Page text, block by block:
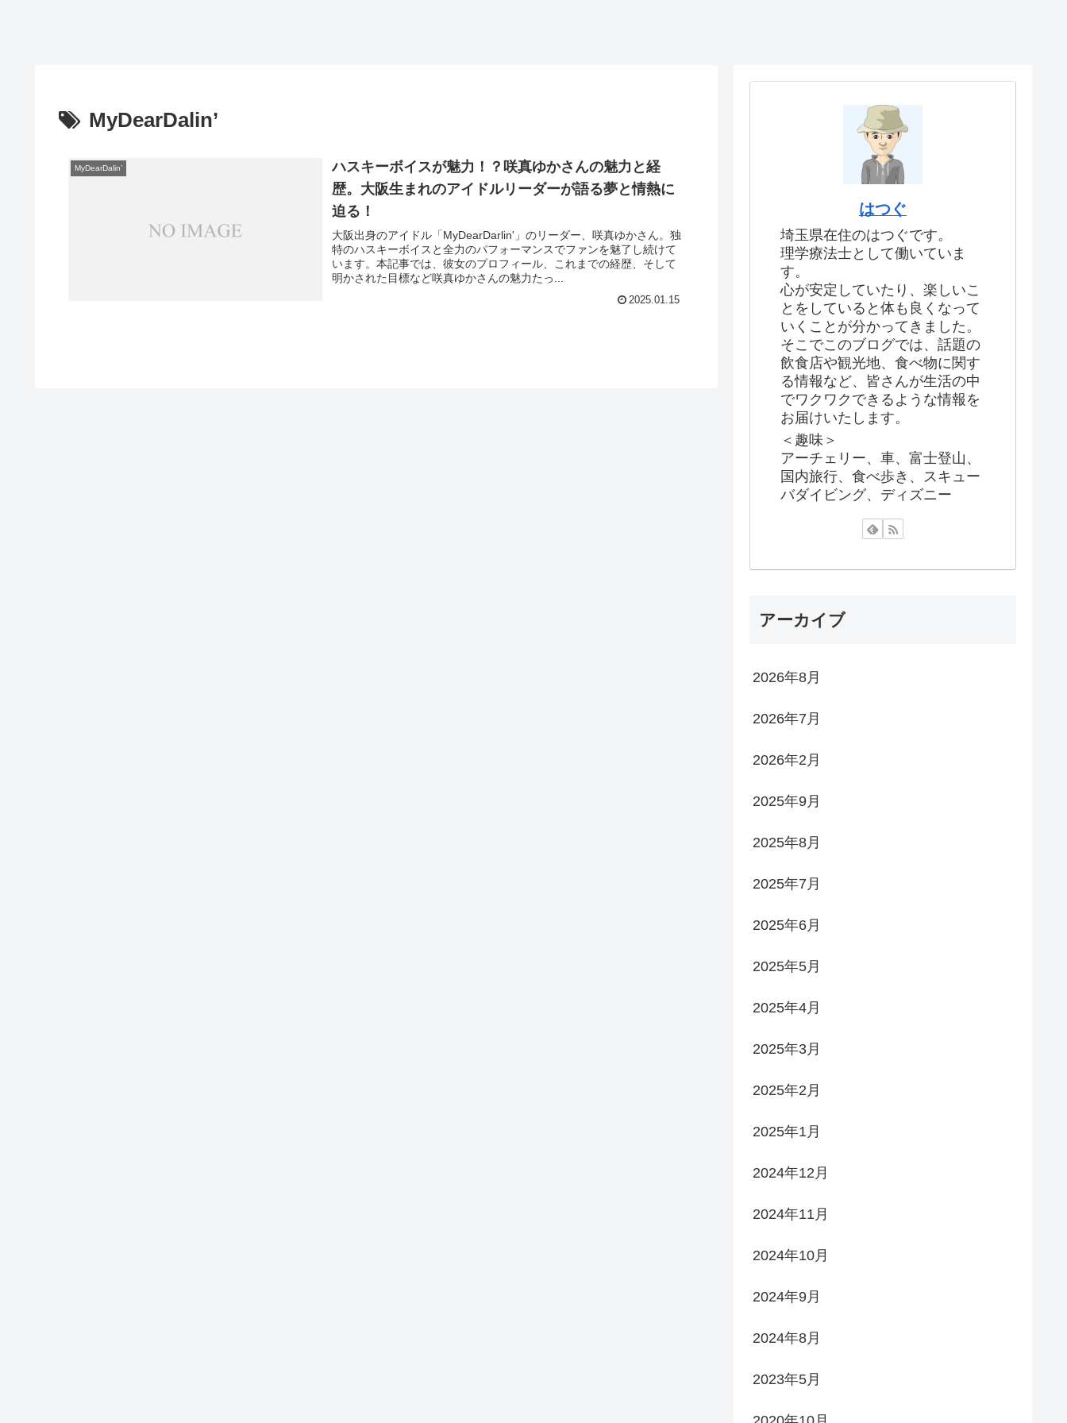
MyDearDalin’
MyDearDalin’
ハスキーボイスが魅力！？咲真ゆかさんの魅力と経
歴。大阪生まれのアイドルリーダーが語る夢と情熱に
迫る！
大阪出身のアイドル「MyDearDarlin'」のリーダー、咲真ゆかさん。独
特のハスキーボイスと全力のパフォーマンスでファンを魅了し続けて
います。本記事では、彼女のプロフィール、これまでの経歴、そして
明かされた目標など咲真ゆかさんの魅力たっ...
2025.01.15
はつぐ
埼玉県在住のはつぐです。
理学療法士として働いていま
す。
心が安定していたり、楽しいこ
とをしていると体も良くなって
いくことが分かってきました。
そこでこのブログでは、話題の
飲食店や観光地、食べ物に関す
る情報など、皆さんが生活の中
でワクワクできるような情報を
お届けいたします。
＜趣味＞
アーチェリー、車、富士登山、
国内旅行、食べ歩き、スキュー
バダイビング、ディズニー
アーカイブ
2026年8月
2026年7月
2026年2月
2025年9月
2025年8月
2025年7月
2025年6月
2025年5月
2025年4月
2025年3月
2025年2月
2025年1月
2024年12月
2024年11月
2024年10月
2024年9月
2024年8月
2023年5月